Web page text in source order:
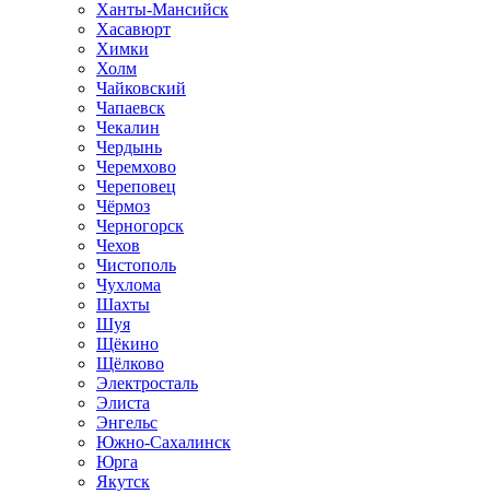
Ханты-Мансийск
Хасавюрт
Химки
Холм
Чайковский
Чапаевск
Чекалин
Чердынь
Черемхово
Череповец
Чёрмоз
Черногорск
Чехов
Чистополь
Чухлома
Шахты
Шуя
Щёкино
Щёлково
Электросталь
Элиста
Энгельс
Южно-Сахалинск
Юрга
Якутск